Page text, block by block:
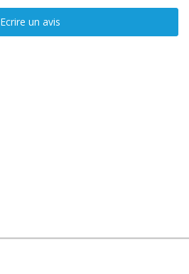
Ecrire un avis